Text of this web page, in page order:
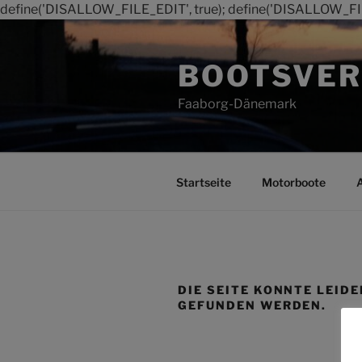
define('DISALLOW_FILE_EDIT', true);
Faaborg-Dänemark
Startseite Motorboote
DIE SEITE KONNTE
GEFUNDEN WERDEN.